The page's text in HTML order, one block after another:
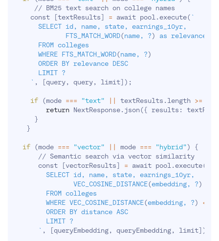
     // BM25 text search on college names
    const
[textResults] = await pool.execute( `
      SELECT id, name, state, earnings_10yr,
             FTS_MATCH_WORD
(name, ?)
as relevance
      FROM colleges
      WHERE FTS_MATCH_WORD
(name, ?)
      ORDER BY relevance DESC
      LIMIT ?
` , [query, query, limit] ) ;
if (mode === "text" || textResults.length >=
return NextResponse.json({ results:
}
}
if (mode === "vector" || mode === "hybrid")
{
      // Semantic search via vector similarity
      const
[vectorResults] = await pool.execute(
        SELECT id, name, state, earnings_10yr,
               VEC_COSINE_DISTANCE
(embedding, ?)
        FROM colleges
        WHERE VEC_COSINE_DISTANCE
(embedding, ?) <
        ORDER BY distance ASC
        LIMIT ?
` , [queryEmbedding, queryEmbedding, limit] )